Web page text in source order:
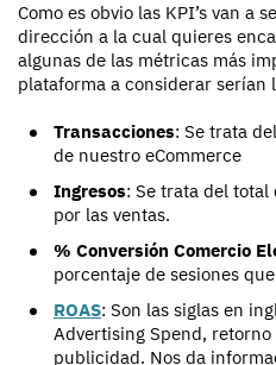
Como es obvio las KPI’s van a
dirección a la cual quieres
algunas de las métricas más
plataforma a considerar serían
Transacciones: Se trata
de nuestro eCommerce
Ingresos: Se trata del total
por las ventas.
% Conversión Comercio
porcentaje de sesiones
ROAS: Son las siglas en
Advertising Spend,
publicidad. Nos da